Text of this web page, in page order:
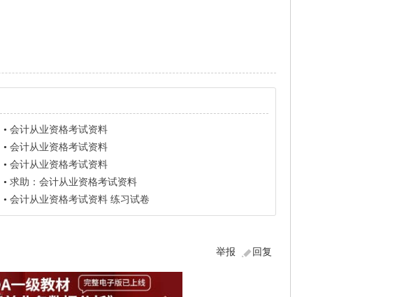
• 会计从业资格考试资料
• 会计从业资格考试资料
• 会计从业资格考试资料
• 求助：会计从业资格考试资料
• 会计从业资格考试资料 练习试卷
回复
举报